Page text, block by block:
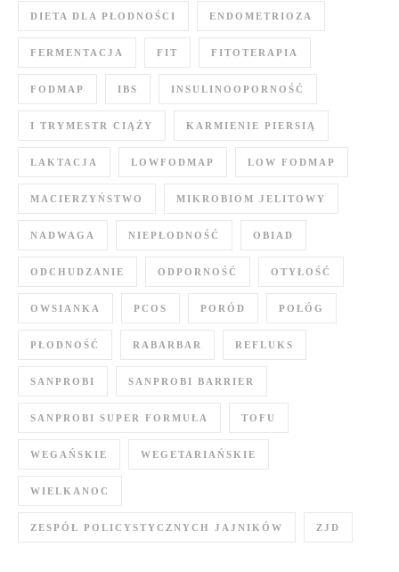
DIETA DLA PŁODNOŚCI ENDOMETRIOZA
FERMENTACJA FIT FITOTERAPIA
FODMAP IBS INSULINOOPORNOŚĆ
I TRYMESTR CIĄŻY KARMIENIE PIERSIĄ
LAKTACJA LOWFODMAP LOW FODMAP
MACIERZYŃSTWO MIKROBIOM JELITOWY
NADWAGA NIEPŁODNOŚĆ OBIAD
ODCHUDZANIE ODPORNOŚĆ OTYŁOŚĆ
OWSIANKA PCOS PORÓD POŁÓG
PŁODNOŚĆ RABARBAR REFLUKS
SANPROBI SANPROBI BARRIER
SANPROBI SUPER FORMUŁA TOFU
WEGAŃSKIE WEGETARIAŃSKIE
WIELKANOC
ZESPÓŁ POLICYSTYCZNYCH JAJNIKÓW ZJD